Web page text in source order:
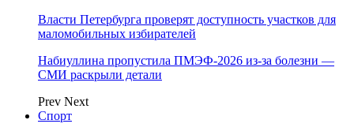
Власти Петербурга проверят доступность участков для
маломобильных избирателей
Набиуллина пропустила ПМЭФ-2026 из-за болезни —
СМИ раскрыли детали
Prev Next
Спорт